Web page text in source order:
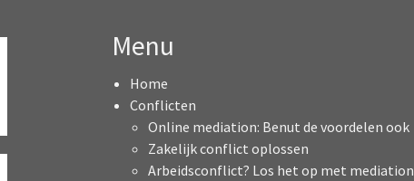
Menu
Home
Conflicten
Online mediation: Benut de voordelen ook
Zakelijk conflict oplossen
Arbeidsconflict? Los het op met mediation